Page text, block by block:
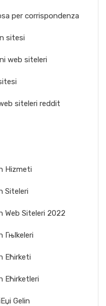
per corrispondenza
sitesi
web siteleri
siteleri reddit
Hizmeti
Siteleri
Web Siteleri 2022
Гњlkeleri
Ећirketi
Ећirketleri
Gelin